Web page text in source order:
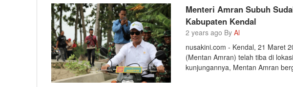
Menteri Amran Subuh
Kabupaten Kendal
2 years ago By Al
nusakini.com - Kendal, 21 Maret
(Mentan Amran) telah tiba di
kunjungannya, Mentan Amran